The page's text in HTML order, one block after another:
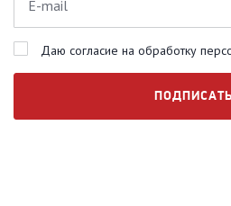
Даю согласие на обработку